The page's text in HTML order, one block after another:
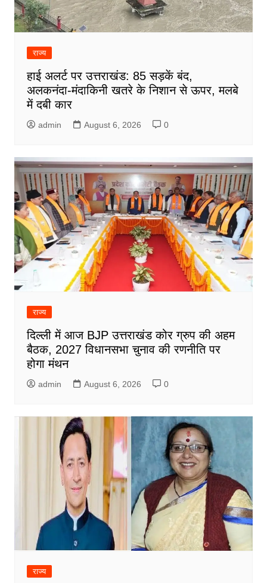
राज्य
हाई अलर्ट पर उत्तराखंड: 85 सड़कें बंद,
अलकनंदा-मंदाकिनी खतरे के निशान से ऊपर, मलबे
में दबी कार
admin August 6, 2026 0
राज्य
दिल्ली में आज BJP उत्तराखंड कोर ग्रुप की अहम
बैठक, 2027 विधानसभा चुनाव की रणनीति पर
होगा मंथन
admin August 6, 2026 0
राज्य